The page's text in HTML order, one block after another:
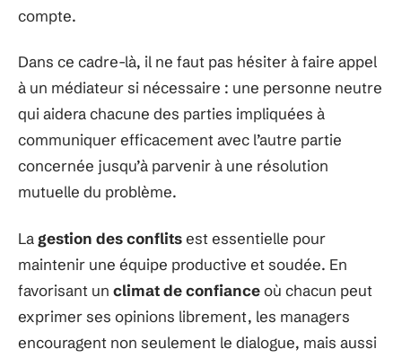
compte.
Dans ce cadre-là, il ne faut pas hésiter à faire appel
à un médiateur si nécessaire : une personne neutre
qui aidera chacune des parties impliquées à
communiquer efficacement avec l’autre partie
concernée jusqu’à parvenir à une résolution
mutuelle du problème.
La gestion des conflitsest essentielle pour
maintenir une équipe productive et soudée. En
favorisant un climat de confianceoù chacun peut
exprimer ses opinions librement, les managers
encouragent non seulement le dialogue, mais aussi